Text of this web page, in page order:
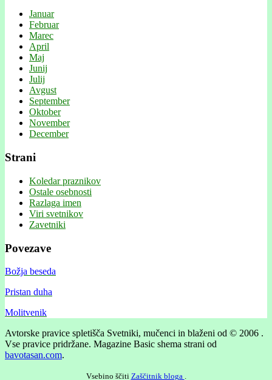
Januar
Februar
Marec
April
Maj
Junij
Julij
Avgust
September
Oktober
November
December
Strani
Koledar praznikov
Ostale osebnosti
Razlaga imen
Viri svetnikov
Zavetniki
Povezave
Božja beseda
Pristan duha
Molitvenik
Avtorske pravice spletišča Svetniki, mučenci in blaženi od © 2006 .
Vse pravice pridržane. Magazine Basic shema strani od
bavotasan.com.
Vsebino ščiti Zaščitnik bloga .